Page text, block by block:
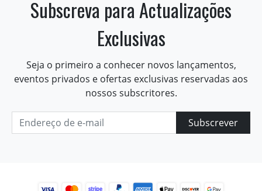
Subscreva para Actualizações
Exclusivas
Seja o primeiro a conhecer novos lançamentos,
eventos privados e ofertas exclusivas reservadas aos
nossos subscritores.
Subscrever